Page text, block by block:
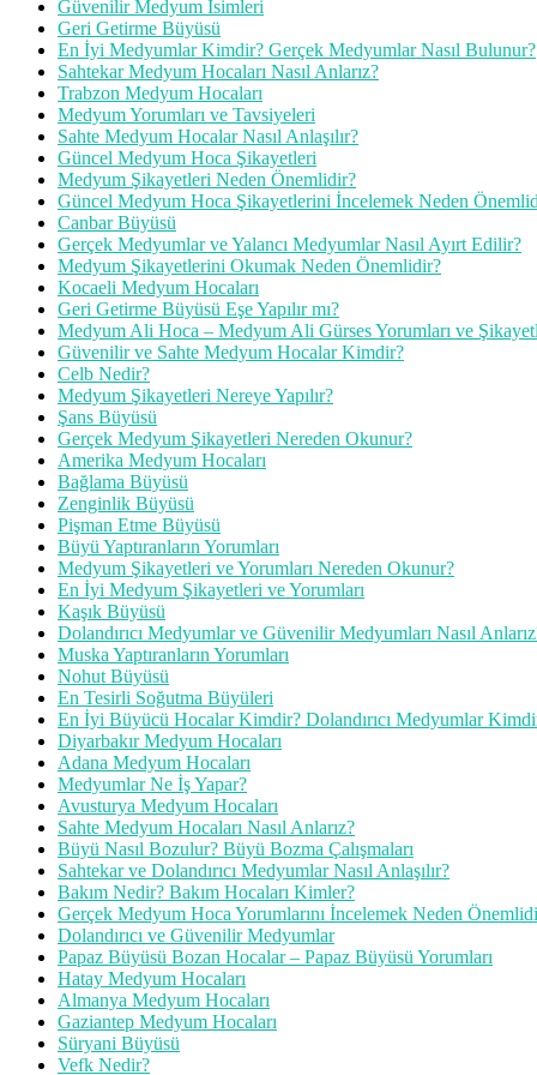
Güvenilir Medyum İsimleri
Geri Getirme Büyüsü
En İyi Medyumlar Kimdir? Gerçek Medyumlar Nasıl Bulunur?
Sahtekar Medyum Hocaları Nasıl Anlarız?
Trabzon Medyum Hocaları
Medyum Yorumları ve Tavsiyeleri
Sahte Medyum Hocalar Nasıl Anlaşılır?
Güncel Medyum Hoca Şikayetleri
Medyum Şikayetleri Neden Önemlidir?
Güncel Medyum Hoca Şikayetlerini İncelemek Neden
Canbar Büyüsü
Gerçek Medyumlar ve Yalancı Medyumlar Nasıl Ayırt Edilir?
Medyum Şikayetlerini Okumak Neden Önemlidir?
Kocaeli Medyum Hocaları
Geri Getirme Büyüsü Eşe Yapılır mı?
Medyum Ali Hoca – Medyum Ali Gürses Yorumları ve
Güvenilir ve Sahte Medyum Hocalar Kimdir?
Celb Nedir?
Medyum Şikayetleri Nereye Yapılır?
Şans Büyüsü
Gerçek Medyum Şikayetleri Nereden Okunur?
Amerika Medyum Hocaları
Bağlama Büyüsü
Zenginlik Büyüsü
Pişman Etme Büyüsü
Büyü Yaptıranların Yorumları
Medyum Şikayetleri ve Yorumları Nereden Okunur?
En İyi Medyum Şikayetleri ve Yorumları
Kaşık Büyüsü
Dolandırıcı Medyumlar ve Güvenilir Medyumları Nasıl
Muska Yaptıranların Yorumları
Nohut Büyüsü
En Tesirli Soğutma Büyüleri
En İyi Büyücü Hocalar Kimdir? Dolandırıcı Medyumlar
Diyarbakır Medyum Hocaları
Adana Medyum Hocaları
Medyumlar Ne İş Yapar?
Avusturya Medyum Hocaları
Sahte Medyum Hocaları Nasıl Anlarız?
Büyü Nasıl Bozulur? Büyü Bozma Çalışmaları
Sahtekar ve Dolandırıcı Medyumlar Nasıl Anlaşılır?
Bakım Nedir? Bakım Hocaları Kimler?
Gerçek Medyum Hoca Yorumlarını İncelemek Neden
Dolandırıcı ve Güvenilir Medyumlar
Papaz Büyüsü Bozan Hocalar – Papaz Büyüsü Yorumları
Hatay Medyum Hocaları
Almanya Medyum Hocaları
Gaziantep Medyum Hocaları
Süryani Büyüsü
Vefk Nedir?